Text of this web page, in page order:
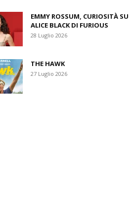
EMMY ROSSUM, CURIOSITÀ SU
ALICE BLACK DI FURIOUS
28 Luglio 2026
THE HAWK
27 Luglio 2026